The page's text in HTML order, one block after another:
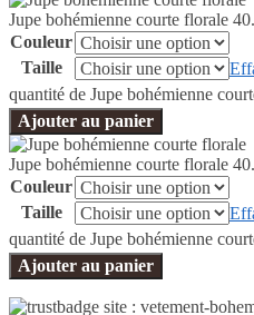
Jupe bohémienne courte florale
Couleur
Taille
quantité de Jupe bohémienne
Ajouter au panier
Jupe bohémienne courte florale
Couleur
Taille
quantité de Jupe bohémienne
Ajouter au panier